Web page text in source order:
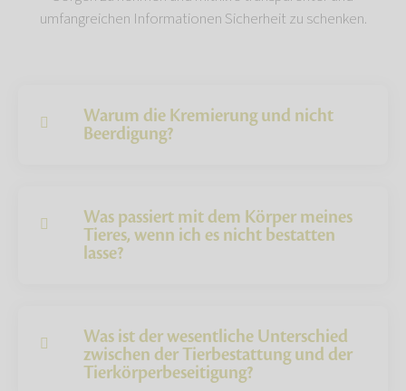
umfangreichen Informationen Sicherheit zu schenken.
Warum die Kremierung und nicht
Beerdigung?
Was passiert mit dem Körper meines
Tieres, wenn ich es nicht bestatten
lasse?
Was ist der wesentliche Unterschied
zwischen der Tierbestattung und der
Tierkörperbeseitigung?